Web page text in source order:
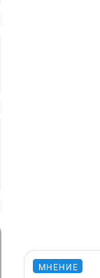
МНЕНИЕ